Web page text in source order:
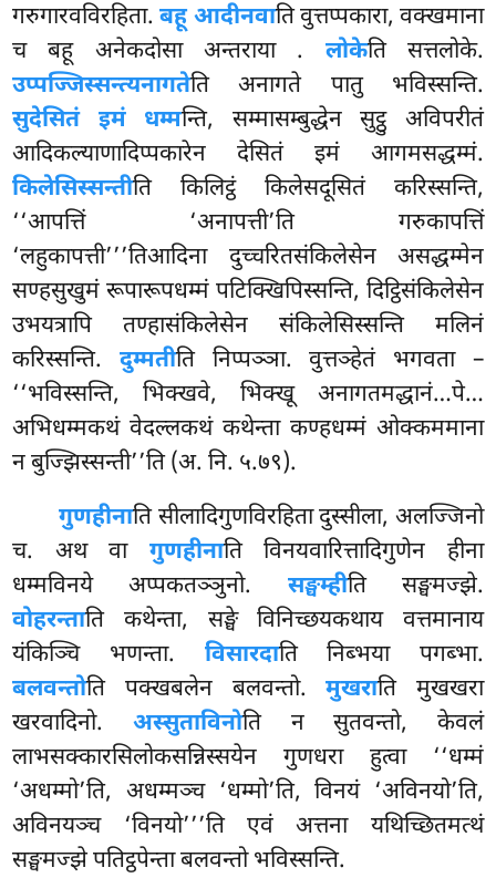
गरुगारवविरहिता.बहू आदीनवाति वुत्तप्पकारा, वक्खमाना
च बहू अनेकदोसा अन्तराया . लोकेति सत्तलोके.
उप्पज्जिस्सन्त्यनागतेति अनागते पातु भविस्सन्ति.
सुदेसितं इमं धम्मन्ति, सम्मासम्बुद्धेन सुट्ठु अविपरीतं
आदिकल्याणादिप्पकारेन देसितं इमं आगमसद्धम्मं.
किलेसिस्सन्तीति किलिट्ठं किलेसदूसितं करिस्सन्ति,
‘‘आपत्तिं ‘अनापत्ती’ति गरुकापत्तिं
‘लहुकापत्ती’’’तिआदिना दुच्चरितसंकिलेसेन असद्धम्मेन
सण्हसुखुमं रूपारूपधम्मं पटिक्खिपिस्सन्ति, दिट्ठिसंकिलेसेन
उभयत्रापि तण्हासंकिलेसेन संकिलेसिस्सन्ति मलिनं
करिस्सन्ति. दुम्मतीति निप्पञ्ञा. वुत्तञ्हेतं भगवता –
‘‘भविस्सन्ति, भिक्खवे, भिक्खू अनागतमद्धानं…पे…
अभिधम्मकथं वेदल्लकथं कथेन्ता कण्हधम्मं ओक्कममाना
न बुज्झिस्सन्ती’’ति (अ. नि. ५.७९).
गुणहीनाति सीलादिगुणविरहिता दुस्सीला, अलज्जिनो
च. अथ वा गुणहीनाति विनयवारित्तादिगुणेन हीना
धम्मविनये अप्पकतञ्ञुनो. सङ्घम्हीति सङ्घमज्झे.
वोहरन्ताति कथेन्ता, सङ्घे विनिच्छयकथाय वत्तमानाय
यंकिञ्चि भणन्ता. विसारदाति निब्भया पगब्भा.
बलवन्तोति पक्खबलेन बलवन्तो.मुखराति मुखखरा
खरवादिनो. अस्सुताविनोति न सुतवन्तो, केवलं
लाभसक्कारसिलोकसन्निस्सयेन गुणधरा हुत्वा ‘‘धम्मं
‘अधम्मो’ति, अधम्मञ्च ‘धम्मो’ति, विनयं ‘अविनयो’ति,
अविनयञ्च ‘विनयो’’’ति एवं अत्तना यथिच्छितमत्थं
सङ्घमज्झे पतिट्ठपेन्ता बलवन्तो भविस्सन्ति.